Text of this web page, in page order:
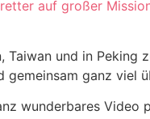
und in
ganz viel
wunderbares